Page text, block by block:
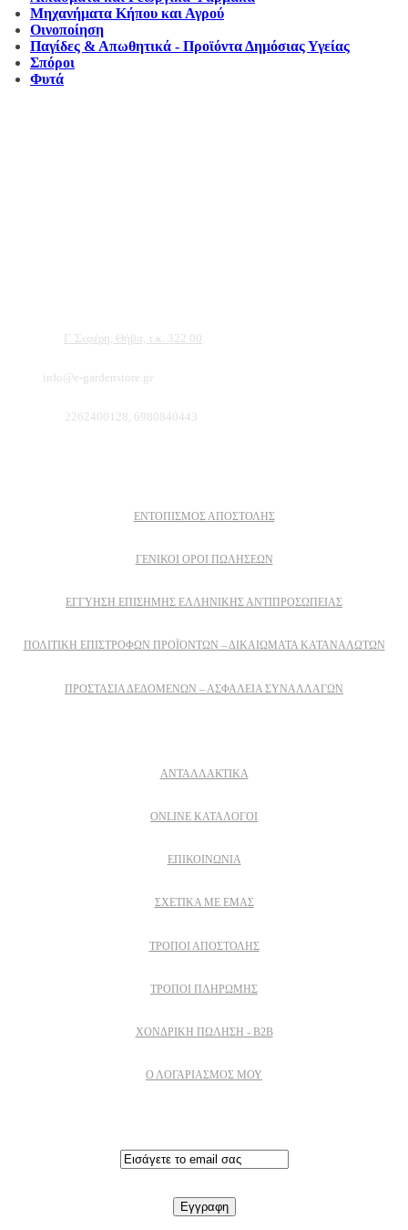
Μηχανήματα Κήπου και Αγρού
Οινοποίηση
Παγίδες & Απωθητικά - Προϊόντα Δημόσιας Υγείας
Σπόροι
Φυτά
Γ. Σεφέρη, Θήβα, τ.κ. 322 00
info@e-gardenstore.gr
2262400128, 6980840443
ΕΝΤΟΠΙΣΜΟΣ ΑΠΟΣΤΟΛΗΣ
ΓΕΝΙΚΟΙ ΟΡΟΙ ΠΩΛΗΣΕΩΝ
ΕΓΓΎΗΣΗ ΕΠΊΣΗΜΗΣ ΕΛΛΗΝΙΚΉΣ ΑΝΤΙΠΡΟΣΩΠΕΊΑΣ
ΠΟΛΙΤΙΚΉ ΕΠΙΣΤΡΟΦΏΝ ΠΡΟΪΌΝΤΩΝ – ΔΙΚΑΙΏΜΑΤΑ ΚΑΤΑΝΑΛΩΤΏΝ
ΠΡΟΣΤΑΣΊΑ ΔΕΔΟΜΈΝΩΝ – ΑΣΦΆΛΕΙΑ ΣΥΝΑΛΛΑΓΏΝ
ΑΝΤΑΛΛΑΚΤΙΚΑ
ONLINE ΚΑΤΑΛΟΓΟΙ
ΕΠΙΚΟΙΝΩΝΙΑ
ΣΧΕΤΙΚΆ ΜΕ ΕΜΆΣ
ΤΡΌΠΟΙ ΑΠΟΣΤΟΛΉΣ
ΤΡΌΠΟΙ ΠΛΗΡΩΜΉΣ
ΧΟΝΔΡΙΚΉ ΠΏΛΗΣΗ - B2B
Ο ΛΟΓΑΡΙΑΣΜΟΣ ΜΟΥ